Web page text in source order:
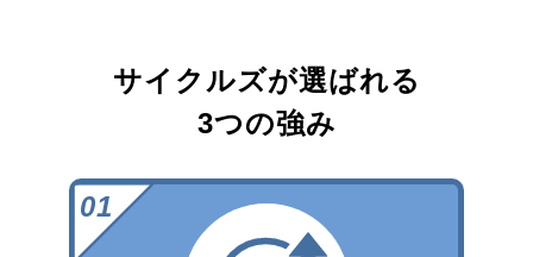
サイクルズが選ばれる
3つの強み